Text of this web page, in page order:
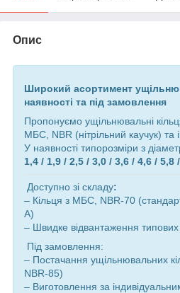
Опис
Широкий асортимент
наявності та під замовлення
Пропонуємо ущільнювальні
МБС, NBR (нітрільний каучук) та
У наявності типорозміри з
1,4 / 1,9 / 2,5 / 3,0 / 3,6 / 4,6 / 5,8
Доступно зі складу:
– Кільця з МБС, NBR-70
A)
– Швидке відвантаження типових
Під замовлення:
– Постачання ущільнювальних
NBR-85)
– Виготовлення за